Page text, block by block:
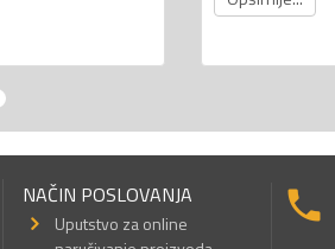
NAČIN POSLOVANJA
Uputstvo za online